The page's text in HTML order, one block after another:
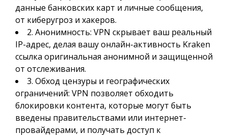
данные банковских карт и личные сообщения,
от киберугроз и хакеров.
2. Анонимность: VPN скрывает ваш реальный
IP-адрес, делая вашу онлайн-активность Kraken
ссылка оригинальная анонимной и защищенной
от отслеживания.
3. Обход цензуры и географических
ограничений: VPN позволяет обходить
блокировки контента, которые могут быть
введены правительствами или интернет-
провайдерами, и получать доступ к